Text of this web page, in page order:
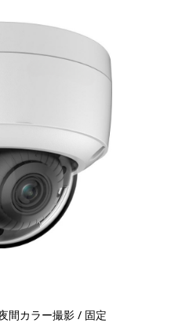
間カラー撮影 / 固定